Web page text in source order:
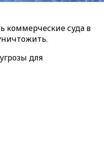
коммерческие суда в
для